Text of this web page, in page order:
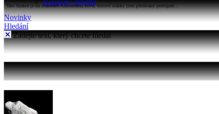
Katalogy objektů
Tato funkce je na stránkách Astronomia nová, testové otázky jsou přidávány postupně...
Novinky
Hledání
Zadejte text, který chcete hledat